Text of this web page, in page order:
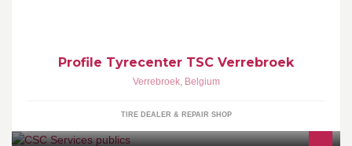
Profile Tyrecenter TSC Verrebroek
Verrebroek, Belgium
TIRE DEALER & REPAIR SHOP